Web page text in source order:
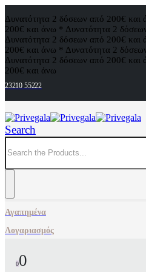
Δυνατότητα 2 δόσεων από 200€
200€ και άνω * Δυνατότητα 2
Δυνατότητα 2 δόσεων από 200€ και
200€ και άνω * Δυνατότητα 2
Δυνατότητα 2 δόσεων από 200€
200€ και άνω
23210 55222
Search
Αγαπημένα
Λογαριασμός
00